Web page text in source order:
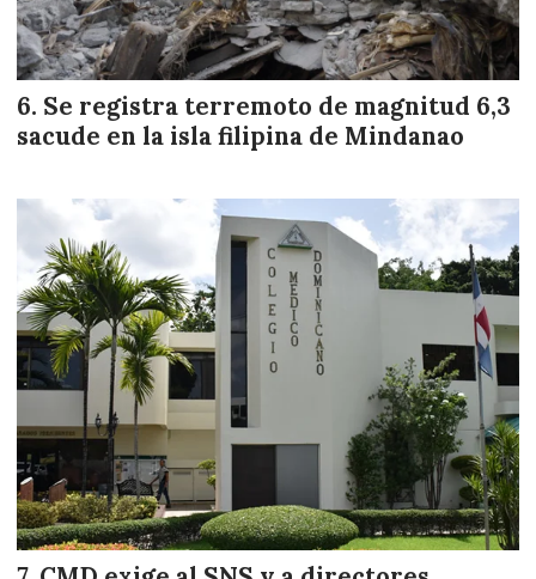
Se registra terremoto de magnitud 6,3
sacude en la isla filipina de Mindanao